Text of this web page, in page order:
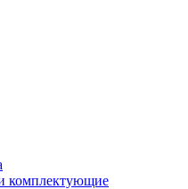
комплектующие